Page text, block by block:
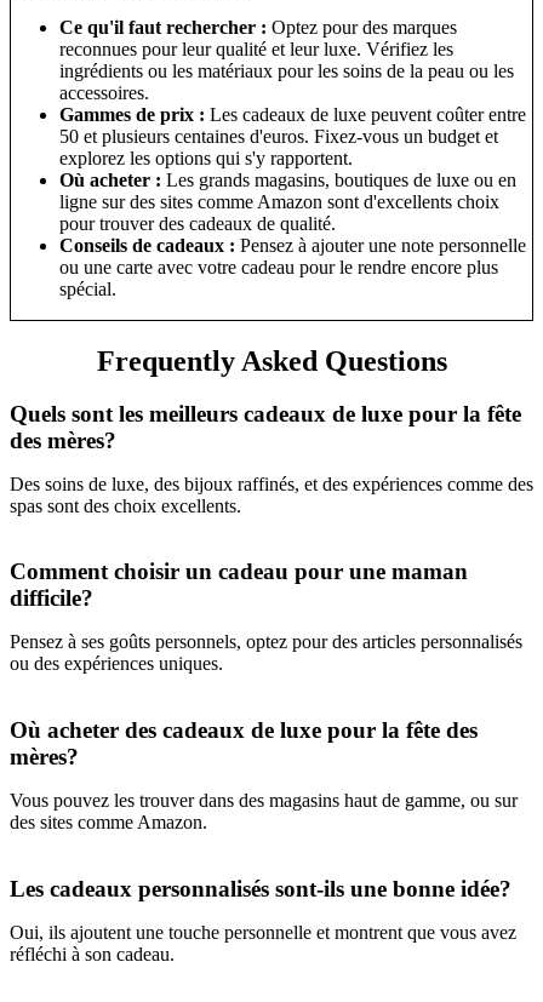
Ce qu'il faut rechercher : Optez pour des marques
reconnues pour leur qualité et leur luxe. Vérifiez les
ingrédients ou les matériaux pour les soins de la peau ou les
accessoires.
Gammes de prix : Les cadeaux de luxe peuvent coûter entre
50 et plusieurs centaines d'euros. Fixez-vous un budget et
explorez les options qui s'y rapportent.
Où acheter : Les grands magasins, boutiques de luxe ou en
ligne sur des sites comme Amazon sont d'excellents choix
pour trouver des cadeaux de qualité.
Conseils de cadeaux : Pensez à ajouter une note personnelle
ou une carte avec votre cadeau pour le rendre encore plus
spécial.
Frequently Asked Questions
Quels sont les meilleurs cadeaux de luxe pour la fête
des mères?
Des soins de luxe, des bijoux raffinés, et des expériences comme des
spas sont des choix excellents.
Comment choisir un cadeau pour une maman
difficile?
Pensez à ses goûts personnels, optez pour des articles personnalisés
ou des expériences uniques.
Où acheter des cadeaux de luxe pour la fête des
mères?
Vous pouvez les trouver dans des magasins haut de gamme, ou sur
des sites comme Amazon.
Les cadeaux personnalisés sont-ils une bonne idée?
Oui, ils ajoutent une touche personnelle et montrent que vous avez
réfléchi à son cadeau.